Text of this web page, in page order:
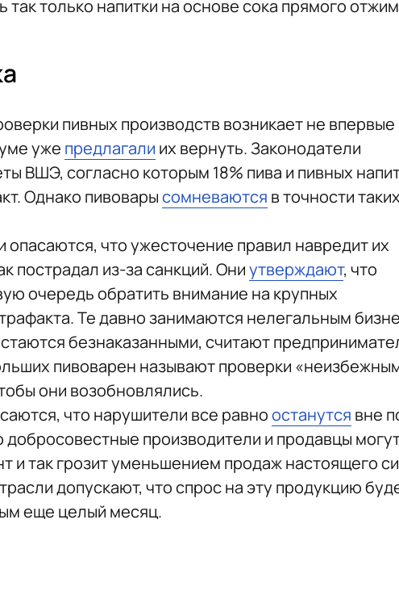
так только напитки на основе сока прямого
пивных производств возникает не
уже предлагали их вернуть. Законодатели
ВШЭ, согласно которым 18% пива и пивных
Однако пивоварысомневаются в точности таких
что ужесточение правил навредит их
пострадал из-за санкций. Ониутверждают, что
очередь обратить внимание на крупных
Те давно занимаются нелегальным
безнаказанными, считают
пивоварен называют проверки
они возобновлялись.
что нарушители все равноостанутся вне
добросовестные производители и продавцы
и так грозит уменьшением продаж настоящего
допускают, что спрос на эту продукцию
еще целый месяц.